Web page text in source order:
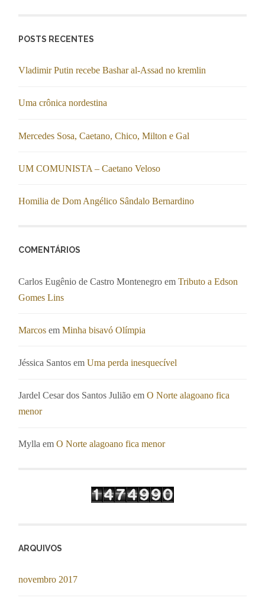
POSTS RECENTES
Vladimir Putin recebe Bashar al-Assad no kremlin
Uma crônica nordestina
Mercedes Sosa, Caetano, Chico, Milton e Gal
UM COMUNISTA – Caetano Veloso
Homilia de Dom Angélico Sândalo Bernardino
COMENTÁRIOS
Carlos Eugênio de Castro Montenegro emTributo a Edson
Gomes Lins
Marcos emMinha bisavó Olímpia
Jéssica Santos emUma perda inesquecível
Jardel Cesar dos Santos Julião emO Norte alagoano fica
menor
Mylla emO Norte alagoano fica menor
ARQUIVOS
novembro 2017